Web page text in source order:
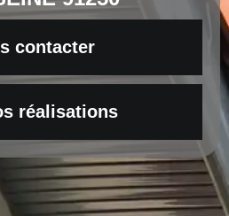
contacter
réalisations